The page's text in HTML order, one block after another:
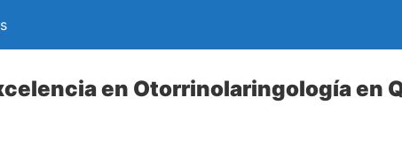
en Otorrinolaringología en